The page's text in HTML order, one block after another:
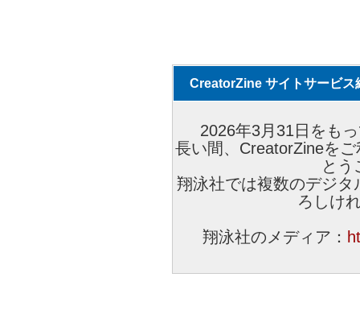
CreatorZine サイトサービス
2026年3月31日をも
長い間、CreatorZineを
とう
翔泳社では複数のデジ
ろしけ
翔泳社のメディア：